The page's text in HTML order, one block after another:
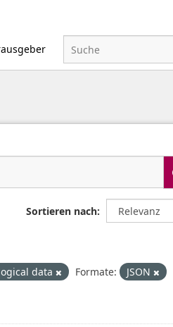
Sortieren nach
data Formate: JSON